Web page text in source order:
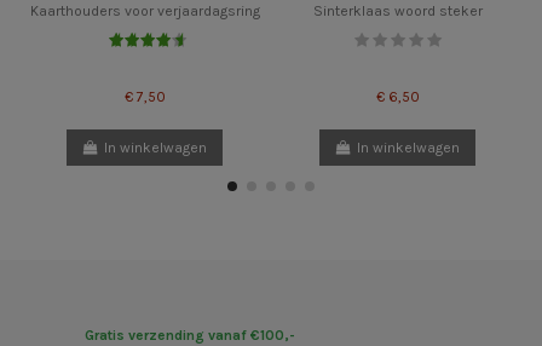
Kaarthouders voor verjaardagsring
€ 7,50
In winkelwagen
Sinterklaas woord steker
€ 6,50
In winkelwagen
Gratis verzending vanaf €100,-